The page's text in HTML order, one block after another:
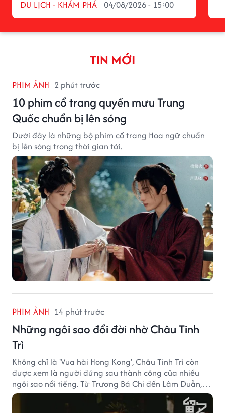
DU LỊCH - KHÁM PHÁ 04/08/2026 - 15:00
TIN MỚI
PHIM ẢNH 2 phút trước
10 phim cổ trang quyền mưu Trung
Quốc chuẩn bị lên sóng
Dưới đây là những bộ phim cổ trang Hoa ngữ chuẩn
bị lên sóng trong thời gian tới.
PHIM ẢNH 14 phút trước
Những ngôi sao đổi đời nhờ Châu Tinh
Trì
Không chỉ là 'Vua hài Hong Kong', Châu Tinh Trì còn
được xem là người đứng sau thành công của nhiều
ngôi sao nổi tiếng. Từ Trương Bá Chi đến Lâm Duẫn,
không ít diễn viên đã bước sang trang mới trong sự
nghiệp nhờ cơ hội từ Châu Tinh Trì.